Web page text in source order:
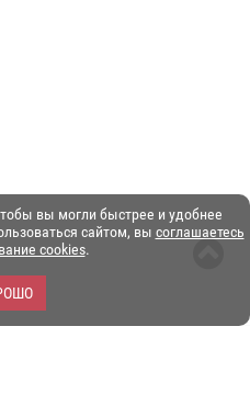
вы могли быстрее и удобнее
сайтом, вы соглашаетесь
cookies.